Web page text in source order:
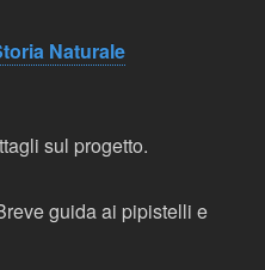
Naturale
sul progetto.
guida ai pipistelli e